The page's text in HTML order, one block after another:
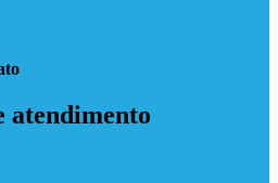
atendimento